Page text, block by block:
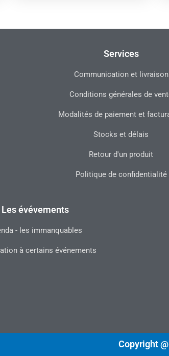
Services
Communication et livraison
Conditions générales de
Modalités de paiement et
Stocks et délais
Retour d'un produit
Politique de confidentialité
Les évévements
- les immanquables
à certains événements
Copyright